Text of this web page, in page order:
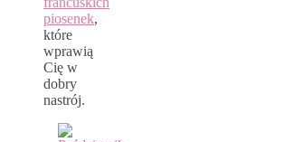
piosenek,
które
wprawią
Cię w
dobry
nastrój.